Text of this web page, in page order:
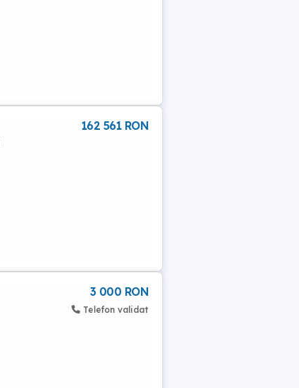
162 561 RON
3 000 RON
Telefon validat